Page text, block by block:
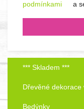
podmínkami
a
*** Skladem ***
Dřevěné dekorace
Bedýnky